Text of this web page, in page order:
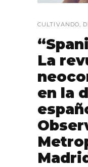
CULTIVANDO,
La
en la